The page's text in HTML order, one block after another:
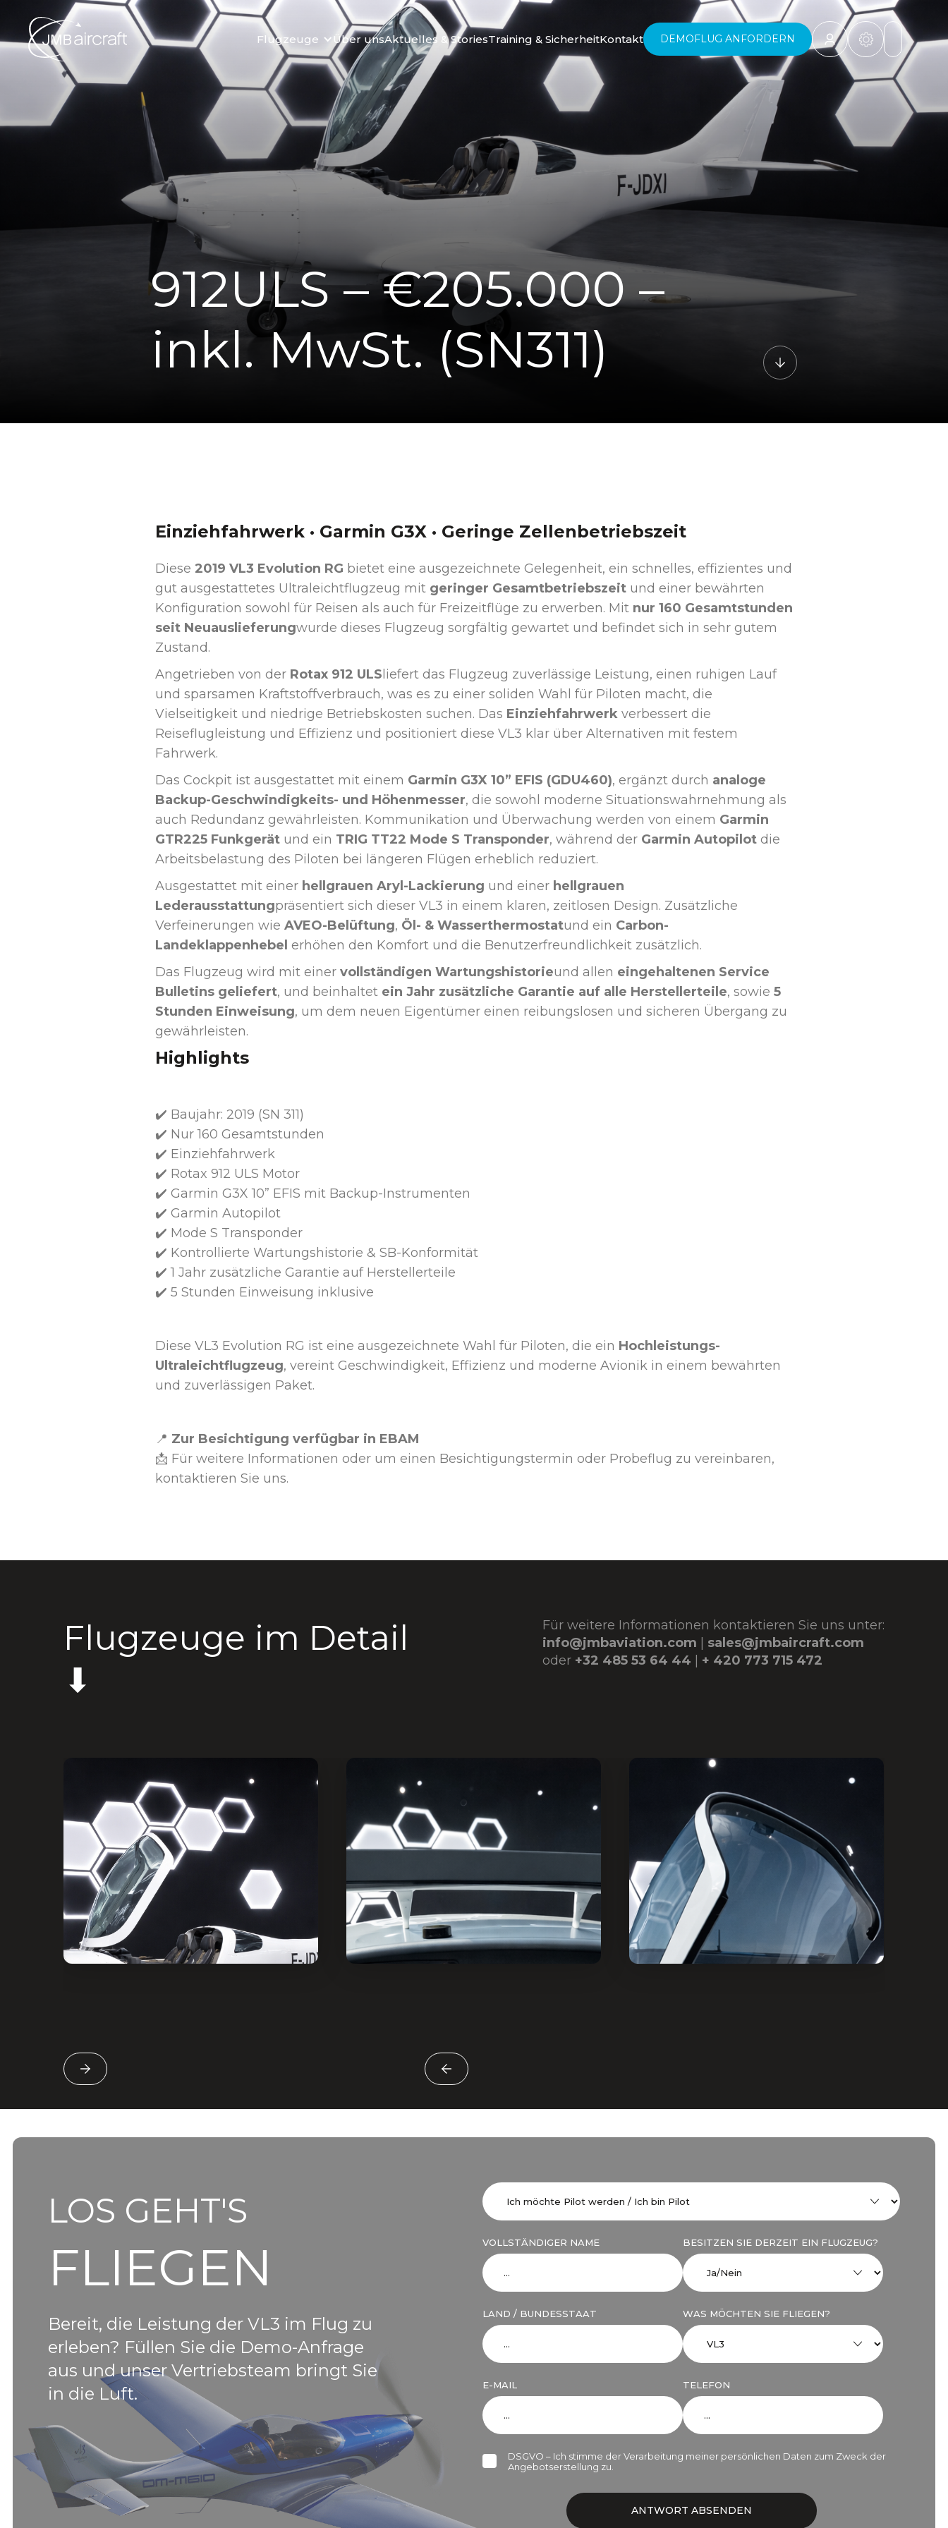
Flugzeuge Über unsAktuelles & StoriesTraining & SicherheitKontakt DEMOFLUG ANFORDERN
912ULS – €205.000 –
inkl. MwSt. (SN311)
Einziehfahrwerk · Garmin G3X · Geringe Zellenbetriebszeit
Diese 2019 VL3 Evolution RG bietet eine ausgezeichnete Gelegenheit, ein schnelles, effizientes und
gut ausgestattetes Ultraleichtflugzeug mit geringer Gesamtbetriebszeit und einer bewährten
Konfiguration sowohl für Reisen als auch für Freizeitflüge zu erwerben. Mit nur 160 Gesamtstunden
seit Neuauslieferungwurde dieses Flugzeug sorgfältig gewartet und befindet sich in sehr gutem
Zustand.
Angetrieben von der Rotax 912 ULS liefert das Flugzeug zuverlässige Leistung, einen ruhigen Lauf
und sparsamen Kraftstoffverbrauch, was es zu einer soliden Wahl für Piloten macht, die
Vielseitigkeit und niedrige Betriebskosten suchen. Das Einziehfahrwerk verbessert die
Reiseflugleistung und Effizienz und positioniert diese VL3 klar über Alternativen mit festem
Fahrwerk.
Das Cockpit ist ausgestattet mit einem Garmin G3X 10” EFIS (GDU460), ergänzt durch analoge
Backup-Geschwindigkeits- und Höhenmesser, die sowohl moderne Situationswahrnehmung als
auch Redundanz gewährleisten. Kommunikation und Überwachung werden von einem Garmin
GTR225 Funkgerät und ein TRIG TT22 Mode S Transponder, während der Garmin Autopilot die
Arbeitsbelastung des Piloten bei längeren Flügen erheblich reduziert.
Ausgestattet mit einer hellgrauen Aryl-Lackierung und einer hellgrauen
Lederausstattungpräsentiert sich dieser VL3 in einem klaren, zeitlosen Design. Zusätzliche
Verfeinerungen wie AVEO-Belüftung, Öl- & Wasserthermostatund ein Carbon-
Landeklappenhebel erhöhen den Komfort und die Benutzerfreundlichkeit zusätzlich.
Das Flugzeug wird mit einer vollständigen Wartungshistorieund allen eingehaltenen Service
Bulletins geliefert, und beinhaltet ein Jahr zusätzliche Garantie auf alle Herstellerteile, sowie 5
Stunden Einweisung, um dem neuen Eigentümer einen reibungslosen und sicheren Übergang zu
gewährleisten.
Highlights
✔️ Baujahr: 2019 (SN 311)
✔️ Nur 160 Gesamtstunden
✔️ Einziehfahrwerk
✔️ Rotax 912 ULS Motor
✔️ Garmin G3X 10” EFIS mit Backup-Instrumenten
✔️ Garmin Autopilot
✔️ Mode S Transponder
✔️ Kontrollierte Wartungshistorie & SB-Konformität
✔️ 1 Jahr zusätzliche Garantie auf Herstellerteile
✔️ 5 Stunden Einweisung inklusive
Diese VL3 Evolution RG ist eine ausgezeichnete Wahl für Piloten, die ein Hochleistungs-
Ultraleichtflugzeug, vereint Geschwindigkeit, Effizienz und moderne Avionik in einem bewährten
und zuverlässigen Paket.
📍 Zur Besichtigung verfügbar in EBAM
📩 Für weitere Informationen oder um einen Besichtigungstermin oder Probeflug zu vereinbaren,
kontaktieren Sie uns.
Flugzeuge im Detail
⬇
Für weitere Informationen kontaktieren Sie uns unter:
info@jmbaviation.com
sales@jmbaircraft.com
oder +32 485 53 64 44 + 420 773 715 472
LOS GEHT'S
FLIEGEN
Bereit, die Leistung der VL3 im Flug zu
erleben? Füllen Sie die Demo-Anfrage
aus und unser Vertriebsteam bringt Sie
in die Luft.
VOLLSTÄNDIGER NAME BESITZEN SIE DERZEIT EIN FLUGZEUG?
LAND / BUNDESSTAAT WAS MÖCHTEN SIE FLIEGEN?
E-MAIL TELEFON
DSGVO – Ich stimme der Verarbeitung meiner persönlichen Daten zum Zweck der
Angebotserstellung zu.